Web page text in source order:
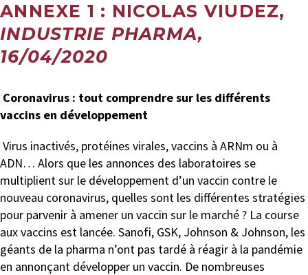
ANNEXE 1 : NICOLAS VIUDEZ,
INDUSTRIE PHARMA,
16/04/2020
Coronavirus : tout comprendre sur les différents
vaccins en développement
Virus inactivés, protéines virales, vaccins à ARNm ou à
ADN… Alors que les annonces des laboratoires se
multiplient sur le développement d’un vaccin contre le
nouveau coronavirus, quelles sont les différentes stratégies
pour parvenir à amener un vaccin sur le marché ? La course
aux vaccins est lancée. Sanofi, GSK, Johnson & Johnson, les
géants de la pharma n’ont pas tardé à réagir à la pandémie
en annonçant développer un vaccin. De nombreuses